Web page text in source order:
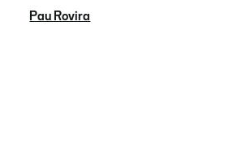
Pau Rovira